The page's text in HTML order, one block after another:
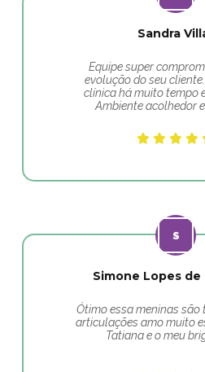
Sandra
Equipe super
evolução do seu
clínica há muito tempo
Ambiente acolhedor
Simone Lopes de
Ótimo essa meninas são
articulações amo muito
Tatiana e o meu